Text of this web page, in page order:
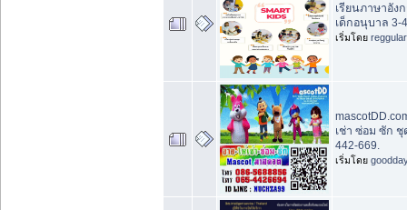
เรียนภาษาอั
เด็กอนุบาล 3-
เริ่มโดย
เช่า ซ่อม ซัก ชุ
442-669.
เริ่มโดย